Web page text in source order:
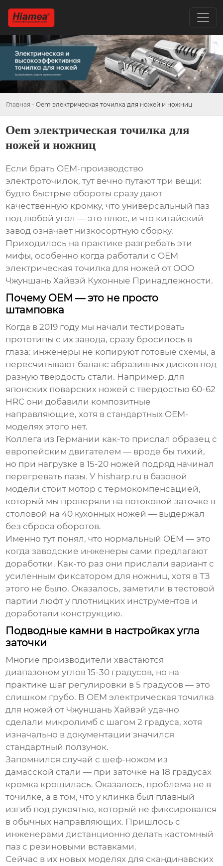
Главная - Oem электрическая точилка для ножей и ножниц
Oem электрическая точилка для
ножей и ножниц
Если брать OEM-производство
электроточилок, тут вечно путают три вещи:
будто быстрые обороты сразу дают
качественную кромку, что универсальный паз
под любой угол — это плюс, и что китайский
завод означает низкосортную сборку.
Приходилось на практике разгребать эти
мифы, особенно когда работали с OEM
электрическая точилка для ножей от ООО
Чжуншань Хайвэй Кухонные Принадлежности.
Почему OEM — это не просто
штамповка
Когда в 2019 году мы начали тестировать
прототипы с их завода, сразу бросилось в
глаза: инженеры не копируют готовые схемы, а
пересчитывают баланс абразивных дисков под
разную твердость стали. Например, для
японских поварских ножей с твердостью 60-62
HRC они добавили композитные
направляющие, хотя в стандартных OEM-
моделях этого нет.
Коллега из Германии как-то прислал образец с
европейским двигателем — вроде бы тихий,
но при нагрузке в 15-20 ножей подряд начинал
перегревать пазы. У hisharp.ru в базовой
модели стоит мотор с термокомпенсацией,
который мы проверяли на потоковой заточке в
столовой на 40 кухонных ножей — выдержал
без сброса оборотов.
Именно тут понял, что нормальный OEM — это
когда заводские инженеры сами предлагают
доработки. Как-то раз они прислали вариант с
усиленным фиксатором для ножниц, хотя в ТЗ
этого не было. Оказалось, заметили в тестовой
партии люфт у плотницких инструментов и
доработали конструкцию.
Подводные камни в настройках угла
заточки
Многие производители хвастаются
диапазоном углов 15-30 градусов, но на
практике шаг регулировки в 5 градусов — это
слишком грубо. В OEM электрическая точилка
для ножей от Чжуншань Хайвэй удачно
сделали микролимб с шагом 2 градуса, хотя
изначально в документации значился
стандартный ползунок.
Запомнился случай с шеф-ножом из
дамасской стали — при заточке на 18 градусах
кромка крошилась. Оказалось, проблема не в
точилке, а в том, что у клинка был плавный
изгиб под рукоятью, который не фиксировался
в обычных направляющих. Пришлось с
инженерами дистанционно делать кастомный
паз с резиновыми вставками.
Сейчас в их новых моделях для скандинавских